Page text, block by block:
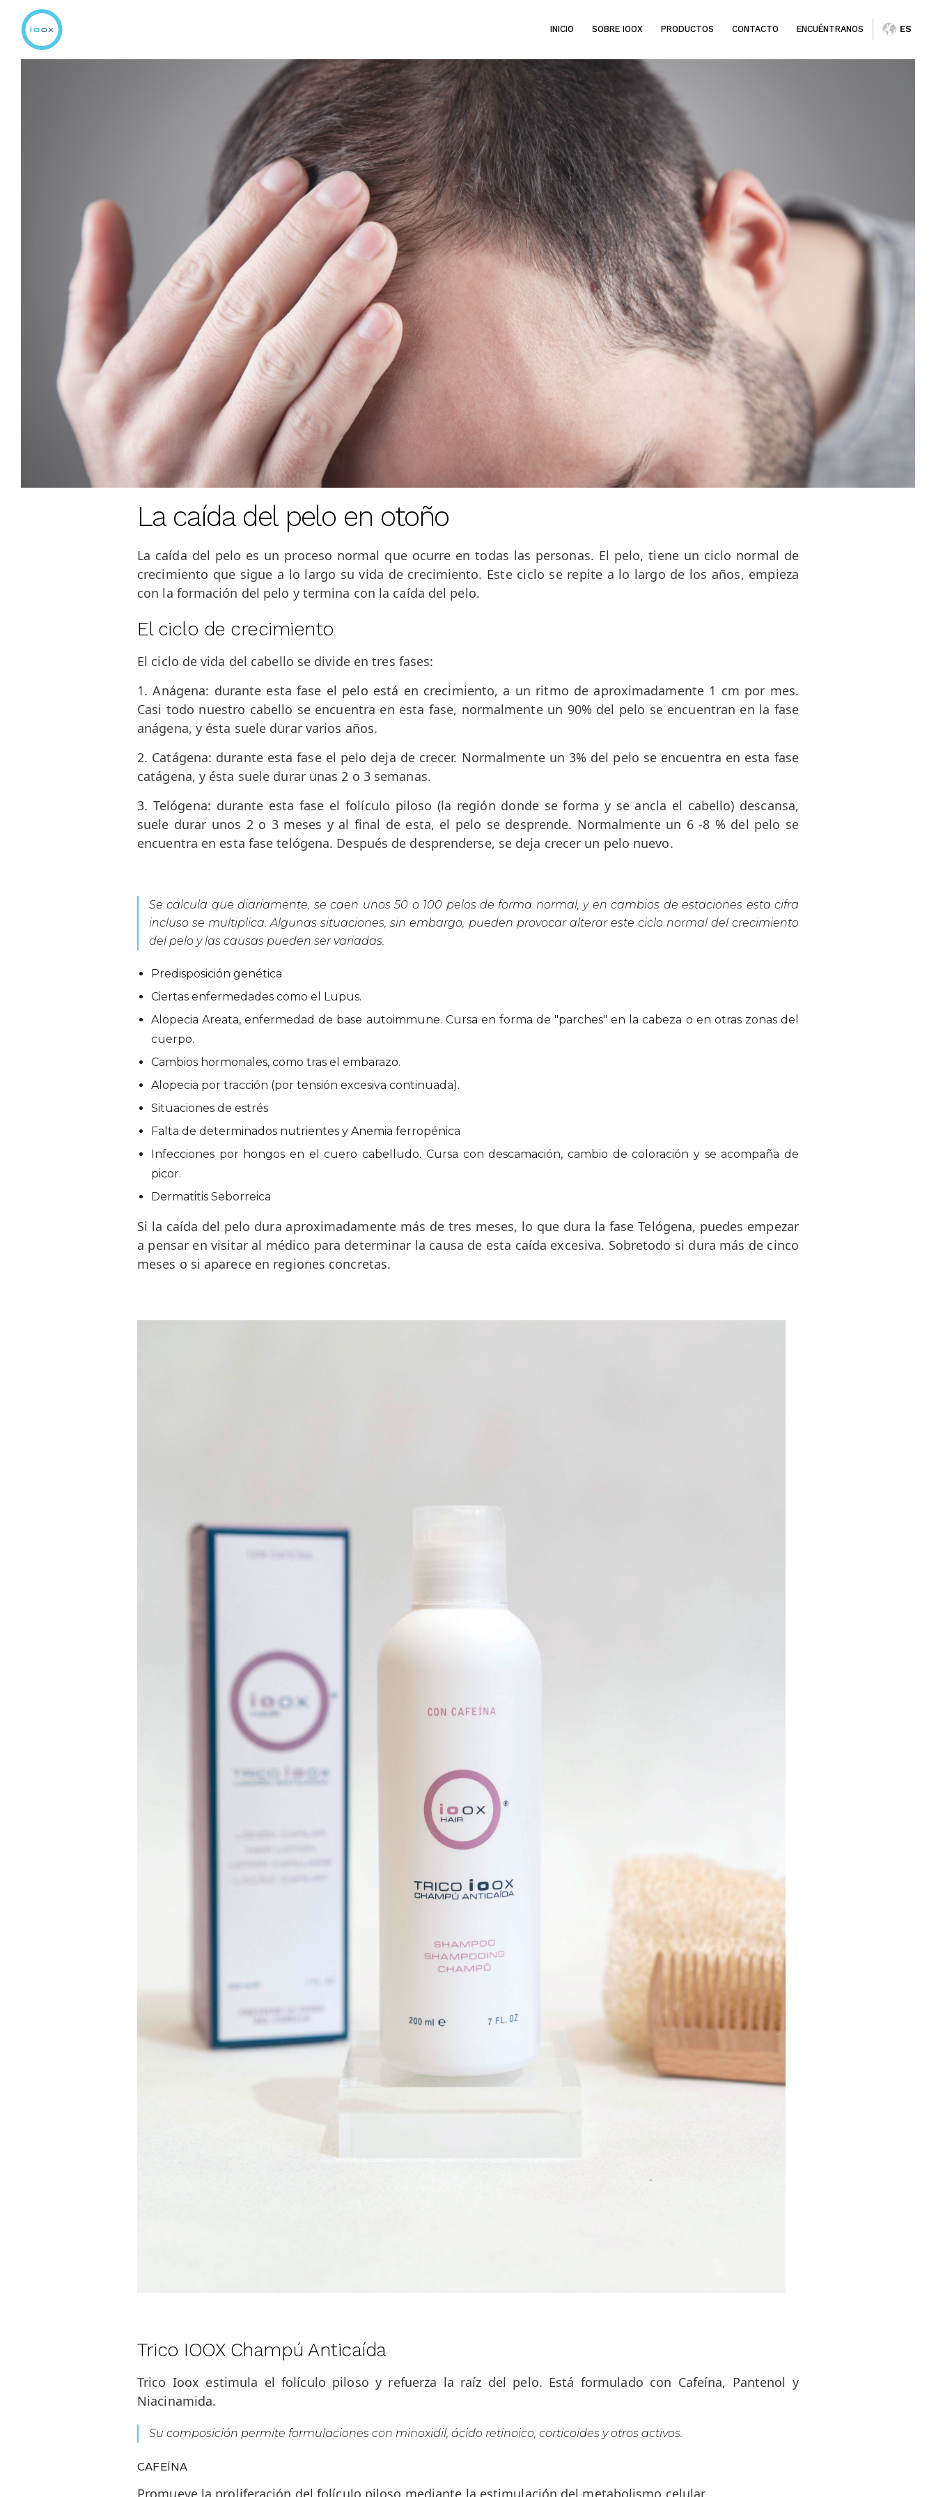
INICIO SOBRE IOOX PRODUCTOS CONTACTO ENCUÉNTRANOS ES
La caída del pelo en otoño
La caída del pelo es un proceso normal que ocurre en todas las personas. El pelo, tiene un ciclo normal de
crecimiento que sigue a lo largo su vida de crecimiento. Este ciclo se repite a lo largo de los años, empieza
con la formación del pelo y termina con la caída del pelo.
El ciclo de crecimiento
El ciclo de vida del cabello se divide en tres fases:
1. Anágena: durante esta fase el pelo está en crecimiento, a un ritmo de aproximadamente 1 cm por mes.
Casi todo nuestro cabello se encuentra en esta fase, normalmente un 90% del pelo se encuentran en la fase
anágena, y ésta suele durar varios años.
2. Catágena: durante esta fase el pelo deja de crecer. Normalmente un 3% del pelo se encuentra en esta fase
catágena, y ésta suele durar unas 2 o 3 semanas.
3. Telógena: durante esta fase el folículo piloso (la región donde se forma y se ancla el cabello) descansa,
suele durar unos 2 o 3 meses y al final de esta, el pelo se desprende. Normalmente un 6 -8 % del pelo se
encuentra en esta fase telógena. Después de desprenderse, se deja crecer un pelo nuevo.
Se calcula que diariamente, se caen unos 50 o 100 pelos de forma normal, y en cambios de estaciones esta cifra
incluso se multiplica. Algunas situaciones, sin embargo, pueden provocar alterar este ciclo normal del crecimiento
del pelo y las causas pueden ser variadas.
Predisposición genética
Ciertas enfermedades como el Lupus.
Alopecia Areata, enfermedad de base autoimmune. Cursa en forma de "parches" en la cabeza o en otras zonas del
cuerpo.
Cambios hormonales, como tras el embarazo.
Alopecia por tracción (por tensión excesiva continuada).
Situaciones de estrés
Falta de determinados nutrientes y Anemia ferropénica
Infecciones por hongos en el cuero cabelludo. Cursa con descamación, cambio de coloración y se acompaña de
picor.
Dermatitis Seborreica
Si la caída del pelo dura aproximadamente más de tres meses, lo que dura la fase Telógena, puedes empezar
a pensar en visitar al médico para determinar la causa de esta caída excesiva. Sobretodo si dura más de cinco
meses o si aparece en regiones concretas.
Trico IOOX Champú Anticaída
Trico Ioox estimula el folículo piloso y refuerza la raíz del pelo. Está formulado con Cafeína, Pantenol y
Niacinamida.
Su composición permite formulaciones con minoxidil, ácido retinoico, corticoides y otros activos.
CAFEÍNA
Promueve la proliferación del folículo piloso mediante la estimulación del metabolismo celular.